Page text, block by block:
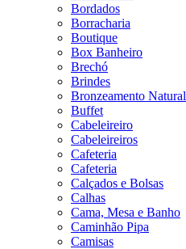
Bordados
Borracharia
Boutique
Box Banheiro
Brechó
Brindes
Bronzeamento Natural
Buffet
Cabeleireiro
Cabeleireiros
Cafeteria
Cafeteria
Calçados e Bolsas
Calhas
Cama, Mesa e Banho
Caminhão Pipa
Camisas